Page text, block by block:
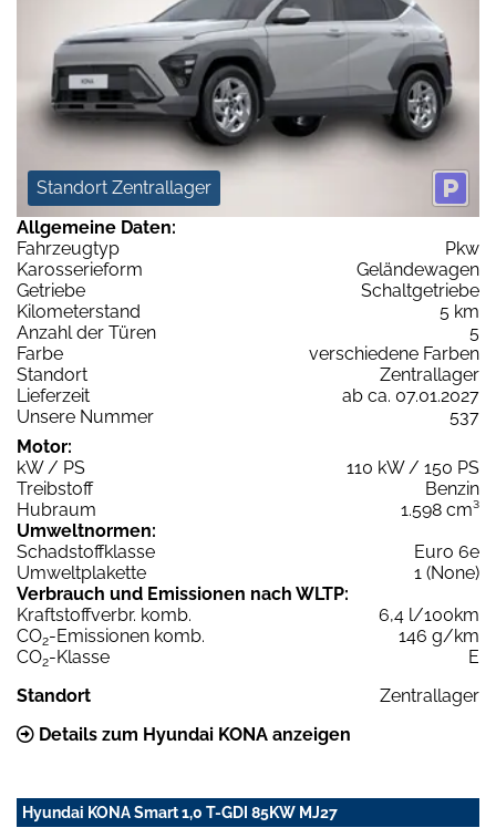
Standort Zentrallager
Allgemeine Daten:
Fahrzeugtyp
Pkw
Karosserieform
Geländewagen
Getriebe
Schaltgetriebe
Kilometerstand
5 km
Anzahl der Türen
5
Farbe
verschiedene Farben
Standort
Zentrallager
Lieferzeit
ab ca. 07.01.2027
Unsere Nummer
537
Motor:
kW / PS
110 kW / 150 PS
Treibstoff
Benzin
Hubraum
1.598 cm³
Umweltnormen:
Schadstoffklasse
Euro 6e
Umweltplakette
1 (None)
Verbrauch und Emissionen nach WLTP:
Kraftstoffverbr. komb.
6,4 l/100km
CO2-Emissionen komb.
146 g/km
CO2-Klasse
E
Standort
Zentrallager
Details zum Hyundai KONA anzeigen
Hyundai KONA Smart 1,0 T-GDI 85KW MJ27